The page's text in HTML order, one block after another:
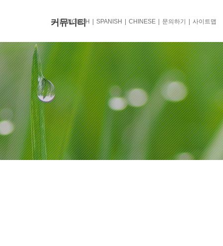
커뮤니티
ENGLISH SPANISH CHINESE 문의하기 사이트맵